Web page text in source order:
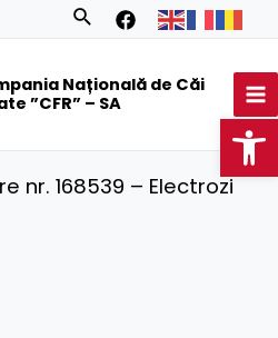
Search
Națională de Căi
”CFR” – SA
nr. 168539 – Electrozi